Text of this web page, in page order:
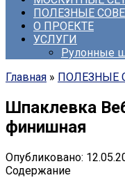
ПОЛЕЗНЫЕ
О ПРОЕКТЕ
УСЛУГИ
Рулонные
Главная » ПОЛЕЗНЫЕ
Шпаклевка
финишная
Опубликовано:
Содержание